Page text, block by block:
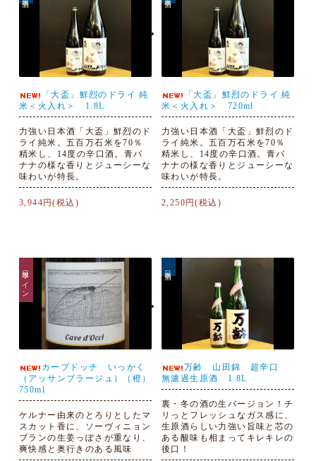
「大盃」鮮烈のドライ 純
米＜火入れ＞ 1.8L
力強い日本酒「大盃」鮮烈のド
ライ純米。五百万石米を70％
精米し、14度の辛口酒。青バ
ナナの様な香りとジューシーな
味わいが特長。
3,944円(税込)
「大盃」鮮烈のドライ 純
米＜火入れ＞ 720ml
力強い日本酒「大盃」鮮烈のド
ライ純米。五百万石米を70％
精米し、14度の辛口酒。青バ
ナナの様な香りとジューシーな
味わいが特長。
2,250円(税込)
日本ワイン
カーブドッチ いっかく
（アッサンブラージュ）（橙）
750ml
ケルナー由来のとろりとしたマ
スカット香に、ソーヴィニョン
ブランの生姜っぽさが重なり、
爽快感と奥行きのある風味
万齢 山田錦 超辛口
無濾過生原酒 1.8L
裏・冬の酒の生バージョン！チ
リっとフレッシュなガス感に、
生原酒らしい力強い旨味と芯の
ある酸味も相まってキレキレの
後口！